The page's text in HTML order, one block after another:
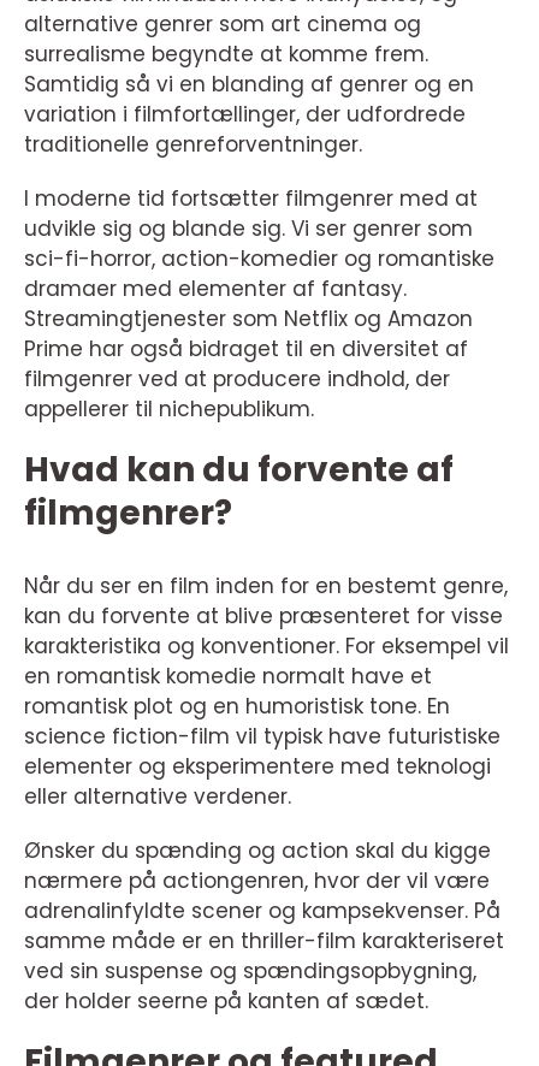
alternative genrer som art cinema og
surrealisme begyndte at komme frem.
Samtidig så vi en blanding af genrer og en
variation i filmfortællinger, der udfordrede
traditionelle genreforventninger.
I moderne tid fortsætter filmgenrer med at
udvikle sig og blande sig. Vi ser genrer som
sci-fi-horror, action-komedier og romantiske
dramaer med elementer af fantasy.
Streamingtjenester som Netflix og Amazon
Prime har også bidraget til en diversitet af
filmgenrer ved at producere indhold, der
appellerer til nichepublikum.
Hvad kan du forvente af
filmgenrer?
Når du ser en film inden for en bestemt genre,
kan du forvente at blive præsenteret for visse
karakteristika og konventioner. For eksempel vil
en romantisk komedie normalt have et
romantisk plot og en humoristisk tone. En
science fiction-film vil typisk have futuristiske
elementer og eksperimentere med teknologi
eller alternative verdener.
Ønsker du spænding og action skal du kigge
nærmere på actiongenren, hvor der vil være
adrenalinfyldte scener og kampsekvenser. På
samme måde er en thriller-film karakteriseret
ved sin suspense og spændingsopbygning,
der holder seerne på kanten af sædet.